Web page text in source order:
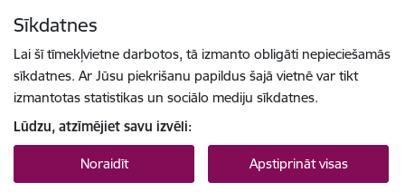
Sīkdatnes
Lai šī tīmekļvietne darbotos, tā izmanto obligāti nepieciešamās
sīkdatnes. Ar Jūsu piekrišanu papildus šajā vietnē var tikt
izmantotas statistikas un sociālo mediju sīkdatnes.
Lūdzu, atzīmējiet savu izvēli:
Noraidīt Apstiprināt visas